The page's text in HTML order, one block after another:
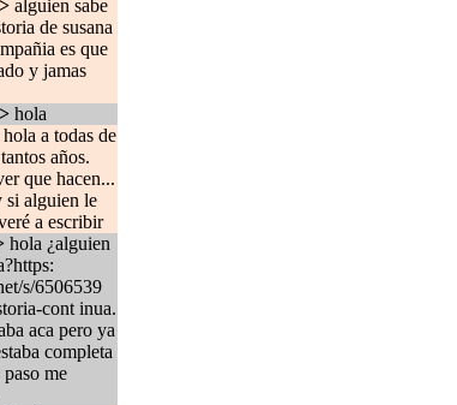
alguien sabe
de susana
es que
y jamas
hola
hola a todas de
años.
que hacen...
si alguien le
a escribir
hola ¿alguien
s/6506539
cont inua.
aca pero ya
completa
me